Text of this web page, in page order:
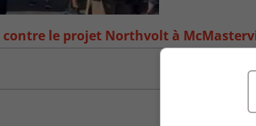
le projet Northvolt à